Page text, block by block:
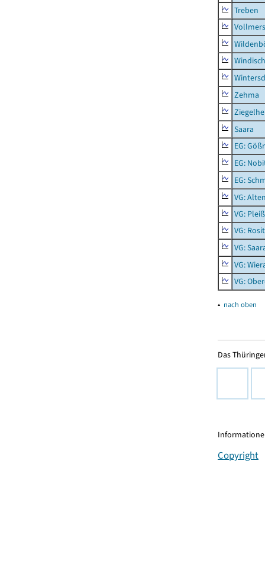
Treben
Zehma
Saara
EG:
EG:
EG:
VG:
VG:
VG:
VG:
VG:
VG:
▴ nach oben
Das
Copyright